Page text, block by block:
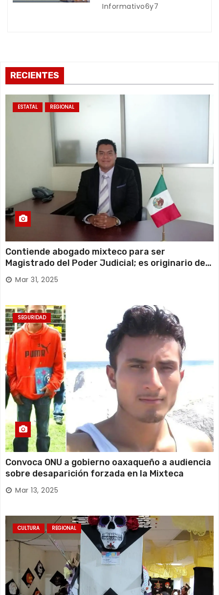
Informativo6y7
RECIENTES
ESTATAL REGIONAL
Contiende abogado mixteco para ser
Magistrado del Poder Judicial; es originario de
Huajuapan de León
Mar 31, 2025
SEGURIDAD
Convoca ONU a gobierno oaxaqueño a audiencia
sobre desaparición forzada en la Mixteca
Mar 13, 2025
CULTURA REGIONAL